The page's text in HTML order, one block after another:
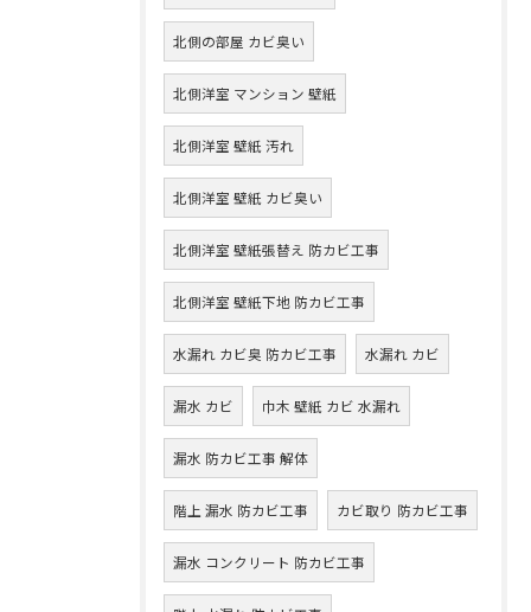
北側の部屋 カビ臭い
北側洋室 マンション 壁紙
北側洋室 壁紙 汚れ
北側洋室 壁紙 カビ臭い
北側洋室 壁紙張替え 防カビ工事
北側洋室 壁紙下地 防カビ工事
水漏れ カビ臭 防カビ工事 水漏れ カビ
漏水 カビ 巾木 壁紙 カビ 水漏れ
漏水 防カビ工事 解体
階上 漏水 防カビ工事 カビ取り 防カビ工事
漏水 コンクリート 防カビ工事